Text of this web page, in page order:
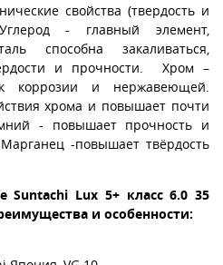
свойства (твердость и
- главный элемент,
способна закаливаться,
и прочности. Хром –
коррозии и нержавеющей.
хрома и повышает почти
- повышает прочность и
-повышает твёрдость
Lux 5+ класс 6.0 35
и особенности: